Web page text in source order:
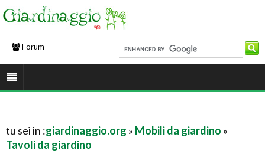
Forum
tu sei in :giardinaggio.org » Mobili da giardino »
Tavoli da giardino